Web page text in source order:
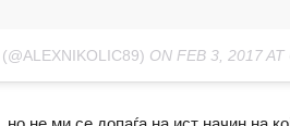
ON FEB 3, 2017 AT